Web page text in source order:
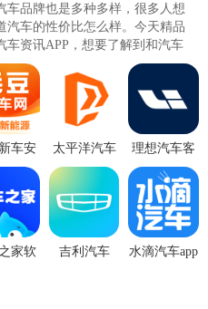
车品牌也是多种多样，很多人想
汽车的性价比怎么样。今天精品
车资讯APP，想要了解到和汽车
车安
版
太平洋汽车
v8.5.18 安卓
最新版
理想汽车客
户端v8.23.1
官方正式版
家软
吉利汽车
水滴汽车app